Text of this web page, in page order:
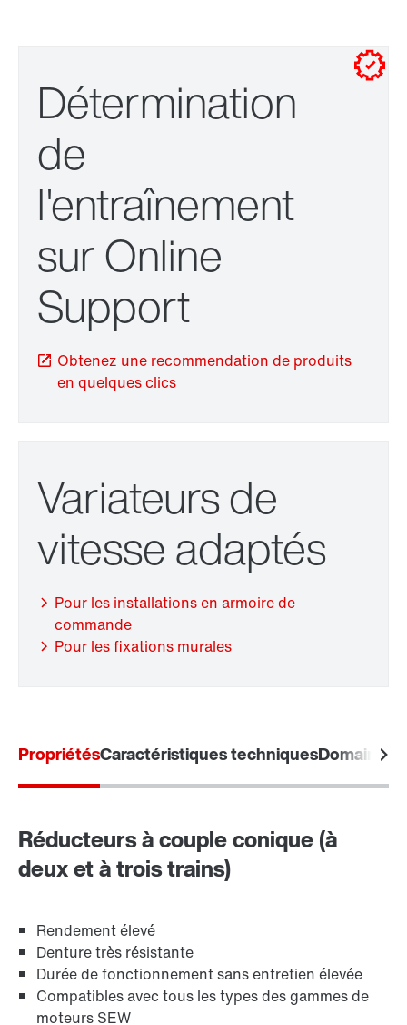
Pour les installations en armoire de commande
Pour les fixations murales
Adaptateur
Protection de surface et protection anticorrosion
Lubrifiants
Bague d'étanchéité radiale Premium Sine Seal
Détermination
de
l'entraînement
sur Online
Support
Obtenez une recommendation de produits
en quelques clics
Variateurs de
vitesse adaptés
Pour les installations en armoire de
commande
Pour les fixations murales
PropriétésCaractéristiques techniquesDomaines
Réducteurs à couple conique (à
deux et à trois trains)
Rendement élevé
Denture très résistante
Durée de fonctionnement sans entretien élevée
Compatibles avec tous les types des gammes de
moteurs SEW